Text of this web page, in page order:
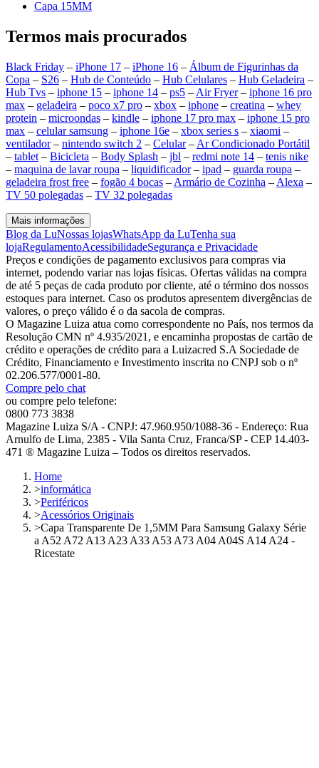
Capa 15MM
Termos mais procurados
Black Friday – iPhone 17 – iPhone 16 – Álbum de Figurinhas da
Copa – S26 – Hub de Conteúdo – Hub Celulares – Hub Geladeira –
Hub Tvs – iphone 15 – iphone 14 – ps5 – Air Fryer– iphone 16 pro
max – geladeira – poco x7 pro – xbox – iphone – creatina – whey
protein – microondas – kindle – iphone 17 pro max – iphone 15 pro
max – celular samsung – iphone 16e – xbox series s – xiaomi –
ventilador– nintendo switch 2 – Celular– Ar Condicionado Portátil
– tablet – Bicicleta – Body Splash – jbl – redmi note 14 – tenis nike
– maquina de lavar roupa – liquidificador– ipad – guarda roupa –
geladeira frost free – fogão 4 bocas – Armário de Cozinha – Alexa –
TV 50 polegadas – TV 32 polegadas
Mais informações
Blog da LuNossas lojasWhatsApp da LuTenha sua
lojaRegulamentoAcessibilidadeSegurança e Privacidade
Preços e condições de pagamento exclusivos para compras via
internet, podendo variar nas lojas físicas. Ofertas válidas na compra
de até 5 peças de cada produto por cliente, até o término dos nossos
estoques para internet. Caso os produtos apresentem divergências de
valores, o preço válido é o da sacola de compras.
O Magazine Luiza atua como correspondente no País, nos termos da
Resolução CMN nº 4.935/2021, e encaminha propostas de cartão de
crédito e operações de crédito para a Luizacred S.A Sociedade de
Crédito, Financiamento e Investimento inscrita no CNPJ sob o nº
02.206.577/0001-80.
Compre pelo chat
ou compre pelo telefone:
0800 773 3838
Magazine Luiza S/A - CNPJ: 47.960.950/1088-36 - Endereço: Rua
Arnulfo de Lima, 2385 - Vila Santa Cruz, Franca/SP - CEP 14.403-
471 ® Magazine Luiza – Todos os direitos reservados.
Home
>informática
>Periféricos
>Acessórios Originais
>Capa Transparente De 1,5MM Para Samsung Galaxy Série
a A52 A72 A13 A23 A33 A53 A73 A04 A04S A14 A24 -
Ricestate